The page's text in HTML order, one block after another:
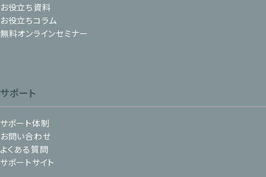
お役立ち資料
お役立ちコラム
無料オンラインセミナー
サポート
サポート体制
お問い合わせ
よくある質問
サポートサイト